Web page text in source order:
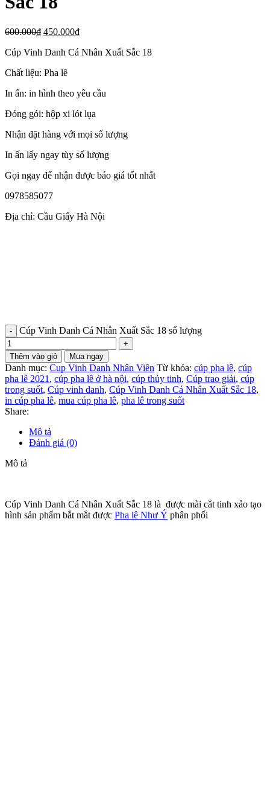
600.000₫ 450.000₫
Cúp Vinh Danh Cá Nhân Xuất Sắc 18
Chất liệu: Pha lê
In ấn: in hình theo yêu cầu
Đóng gói: hộp xi lót lụa
Nhận đặt hàng với mọi số lượng
In ấn lấy ngay tùy số lượng
Gọi ngay để nhận được báo giá tốt nhất
0978585077
Địa chỉ: Cầu Giấy Hà Nội
Cúp Vinh Danh Cá Nhân Xuất Sắc 18 số lượng
Thêm vào giỏ Mua ngay
Danh mục: Cup Vinh Danh Nhân Viên Từ khóa: cúp pha lê, cúp
pha lê 2021 , cúp pha lê ở hà nội, cúp thủy tinh, Cúp trao giải, cúp
trong suốt, Cúp vinh danh, Cúp Vinh Danh Cá Nhân Xuất Sắc 18,
in cúp pha lê, mua cúp pha lê, pha lê trong suốt
Share:
Mô tả
Đánh giá (0)
Mô tả
Cúp Vinh Danh Cá Nhân Xuất Sắc 18 là được mài cắt tinh xảo tạo
hình sản phẩm bắt mắt được Pha lê Như Ý phân phối